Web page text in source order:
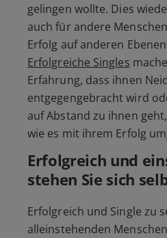
gelingen wollte. Dies
auch für andere
Erfolg auf anderen
Erfolgreiche Singles
Erfahrung, dass ihnen
entgegengebracht wird
auf Abstand zu ihnen
wie es mit ihrem Erfolg
Erfolgreich und
stehen Sie sich
Erfolgreich und Single zu
alleinstehenden